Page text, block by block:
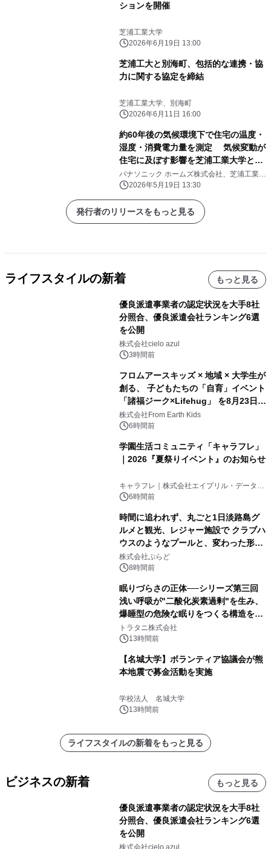
ションを開催
芝浦工業大学
2026年6月19日 13:00
芝浦工大と別海町、包括的な連携・協
力に関する協定を締結
芝浦工業大学、別海町
2026年6月11日 16:00
約60年後の気候環境下で住宅の温度・
湿度・消費電力量を測定 気候変動が
住宅に及ぼす影響を芝浦工業大学と共
同検証 国内最大規模の人工気象室に
ある実大住宅で実証
パナソニック ホームズ株式会社、芝浦工業大
学 2026年5月19日 13:30
発行者のリリースをもっと見る
ライフスタイルの新着 もっと見る
優良派遣事業者の認定状況を大手8社
分照合、優良派遣会社ランキング6選
を公開
株式会社cielo azul
3時間前
フロムアースキッズ × 地域 × 大学生が
創る、 子どもたちの「自育」イベント
「諸福ジーク×Lifehug」 を8月23日
(日)開催
株式会社From Earth Kids
6時間前
学園生活コミュニティ「キャラフレ」
｜2026『夏祭りイベント』のお知らせ
キャラフレ｜株式会社エイプリル・データ・
デザインズ
6時間前
時間に追われず、丸ごと1日淡路島グ
ルメと観光、レジャー施設で クラブハ
ウスのようなプールと、変わった形の
サウナも 「THE BOXY AWAJI」のお
得な素泊まり連泊プランで
株式会社ぷらど
8時間前
眠りづらさの正体──シリーズ第三回
浅い呼吸が"二酸化炭素過剰"を生み、
爆睡型の危険な眠りをつくる構造を解
説
トラタニ株式会社
13時間前
【名城大学】ボランティア協議会が熊
本地震で募金活動を実施
学校法人 名城大学
13時間前
ライフスタイルの新着をもっと見る
ビジネスの新着 もっと見る
優良派遣事業者の認定状況を大手8社
分照合、優良派遣会社ランキング6選
を公開